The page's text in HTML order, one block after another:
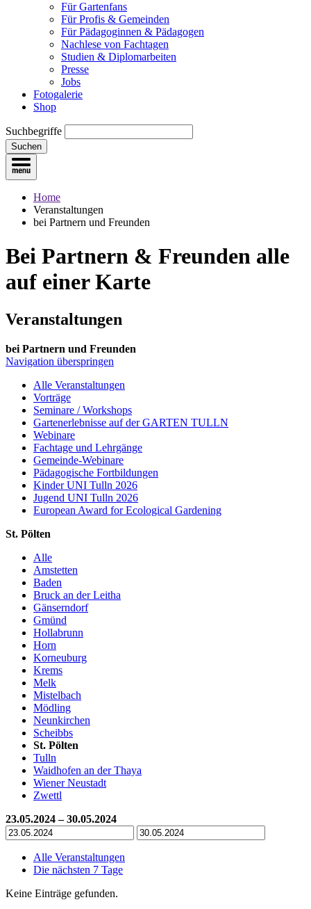
Für Gartenfans
Für Profis & Gemeinden
Für Pädagoginnen & Pädagogen
Nachlese von Fachtagen
Studien & Diplomarbeiten
Presse
Jobs
Fotogalerie
Shop
Suchbegriffe
Suchen
Home
Veranstaltungen
bei Partnern und Freunden
Bei Partnern & Freunden alle
auf einer Karte
Veranstaltungen
bei Partnern und Freunden
Navigation überspringen
Alle Veranstaltungen
Vorträge
Seminare / Workshops
Gartenerlebnisse auf der GARTEN TULLN
Webinare
Fachtage und Lehrgänge
Gemeinde-Webinare
Pädagogische Fortbildungen
Kinder UNI Tulln 2026
Jugend UNI Tulln 2026
European Award for Ecological Gardening
St. Pölten
Alle
Amstetten
Baden
Bruck an der Leitha
Gänserndorf
Gmünd
Hollabrunn
Horn
Korneuburg
Krems
Melk
Mistelbach
Mödling
Neunkirchen
Scheibbs
St. Pölten
Tulln
Waidhofen an der Thaya
Wiener Neustadt
Zwettl
23.05.2024 – 30.05.2024
Alle Veranstaltungen
Die nächsten 7 Tage
Keine Einträge gefunden.